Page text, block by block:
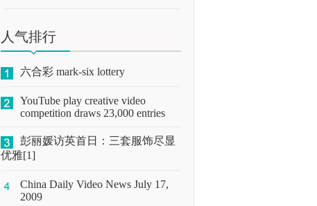
人气排行
六合彩 mark-six lottery
YouTube play creative video
competition draws 23,000 entries
彭丽媛访英首日：三套服饰尽显
优雅[1]
China Daily Video News July 17,
2009